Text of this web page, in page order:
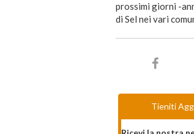
prossimi giorni -
di Sel nei vari
Tieniti